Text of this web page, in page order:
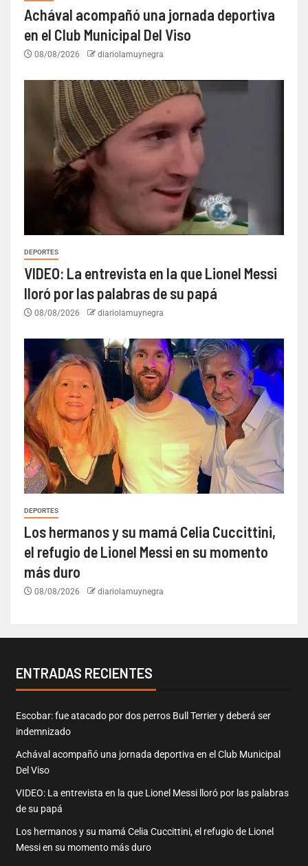
Achával acompañó una jornada deportiva
en el Club Municipal Del Viso
08/08/2026 diariolamuynegra
DEPORTES
VIDEO: La entrevista en la que Lionel Messi
lloró por las palabras de su papá
08/08/2026 diariolamuynegra
DEPORTES
Los hermanos y su mamá Celia Cuccittini,
el refugio de Lionel Messi en su momento
más duro
08/08/2026 diariolamuynegra
ENTRADAS RECIENTES
Escobar: fue atacado por dos perros Bull Terrier y deberá ser
indemnizado
Achával acompañó una jornada deportiva en el Club Municipal
Del Viso
VIDEO: La entrevista en la que Lionel Messi lloró por las palabras
de su papá
Los hermanos y su mamá Celia Cuccittini, el refugio de Lionel
Messi en su momento más duro